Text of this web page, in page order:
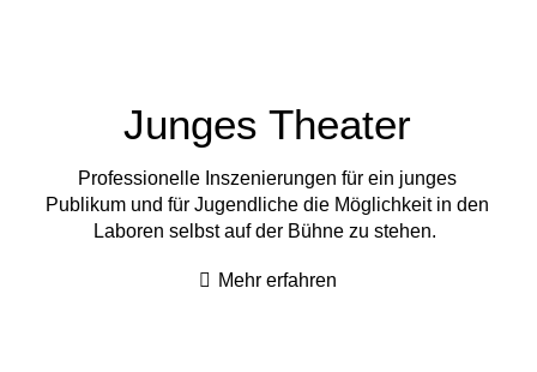
Junges Theater
Professionelle Inszenierungen für ein junges
Publikum und für Jugendliche die Möglichkeit in den
Laboren selbst auf der Bühne zu stehen.
Mehr erfahren